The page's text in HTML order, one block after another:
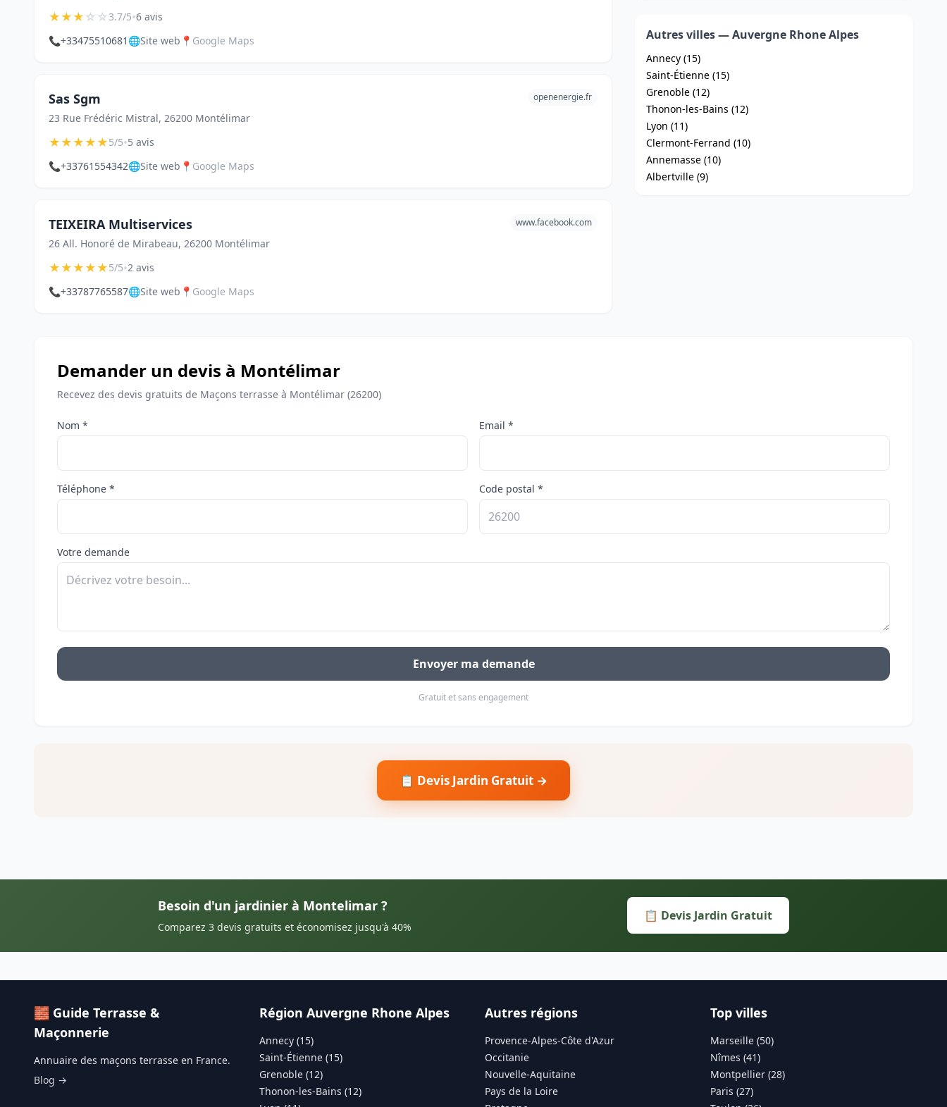
★★★☆☆3.7/5•6 avis
📞+33475510681 🌐Site web 📍 Google Maps
Sas Sgm
23 Rue Frédéric Mistral, 26200 Montélimar
openenergie.fr
★★★★★5/5•5 avis
📞+33761554342🌐Site web 📍 Google Maps
TEIXEIRA Multiservices
26 All. Honoré de Mirabeau, 26200 Montélimar
www.facebook.com
★★★★★5/5•2 avis
📞+33787765587🌐Site web 📍 Google Maps
Autres villes — Auvergne Rhone Alpes
Annecy (15)
Saint-Étienne (15)
Grenoble (12)
Thonon-les-Bains (12)
Lyon (11)
Clermont-Ferrand (10)
Annemasse (10)
Albertville (9)
Demander un devis à Montélimar
Recevez des devis gratuits de Maçons terrasse à Montélimar (26200)
Nom * Email *
Téléphone * Code postal *
Votre demande
Envoyer ma demande
Gratuit et sans engagement
📋 Devis Jardin Gratuit →
Besoin d'un jardinier à Montelimar ?
Comparez 3 devis gratuits et économisez jusqu'à 40%
📋 Devis Jardin Gratuit
🧱 Guide Terrasse &
Maçonnerie
Annuaire des maçons terrasse en France.
Blog →
Région Auvergne Rhone Alpes
Annecy (15)
Saint-Étienne (15)
Grenoble (12)
Thonon-les-Bains (12)
Autres régions
Provence-Alpes-Côte d'Azur
Occitanie
Nouvelle-Aquitaine
Pays de la Loire
Top villes
Marseille (50)
Nîmes (41)
Montpellier (28)
Paris (27)